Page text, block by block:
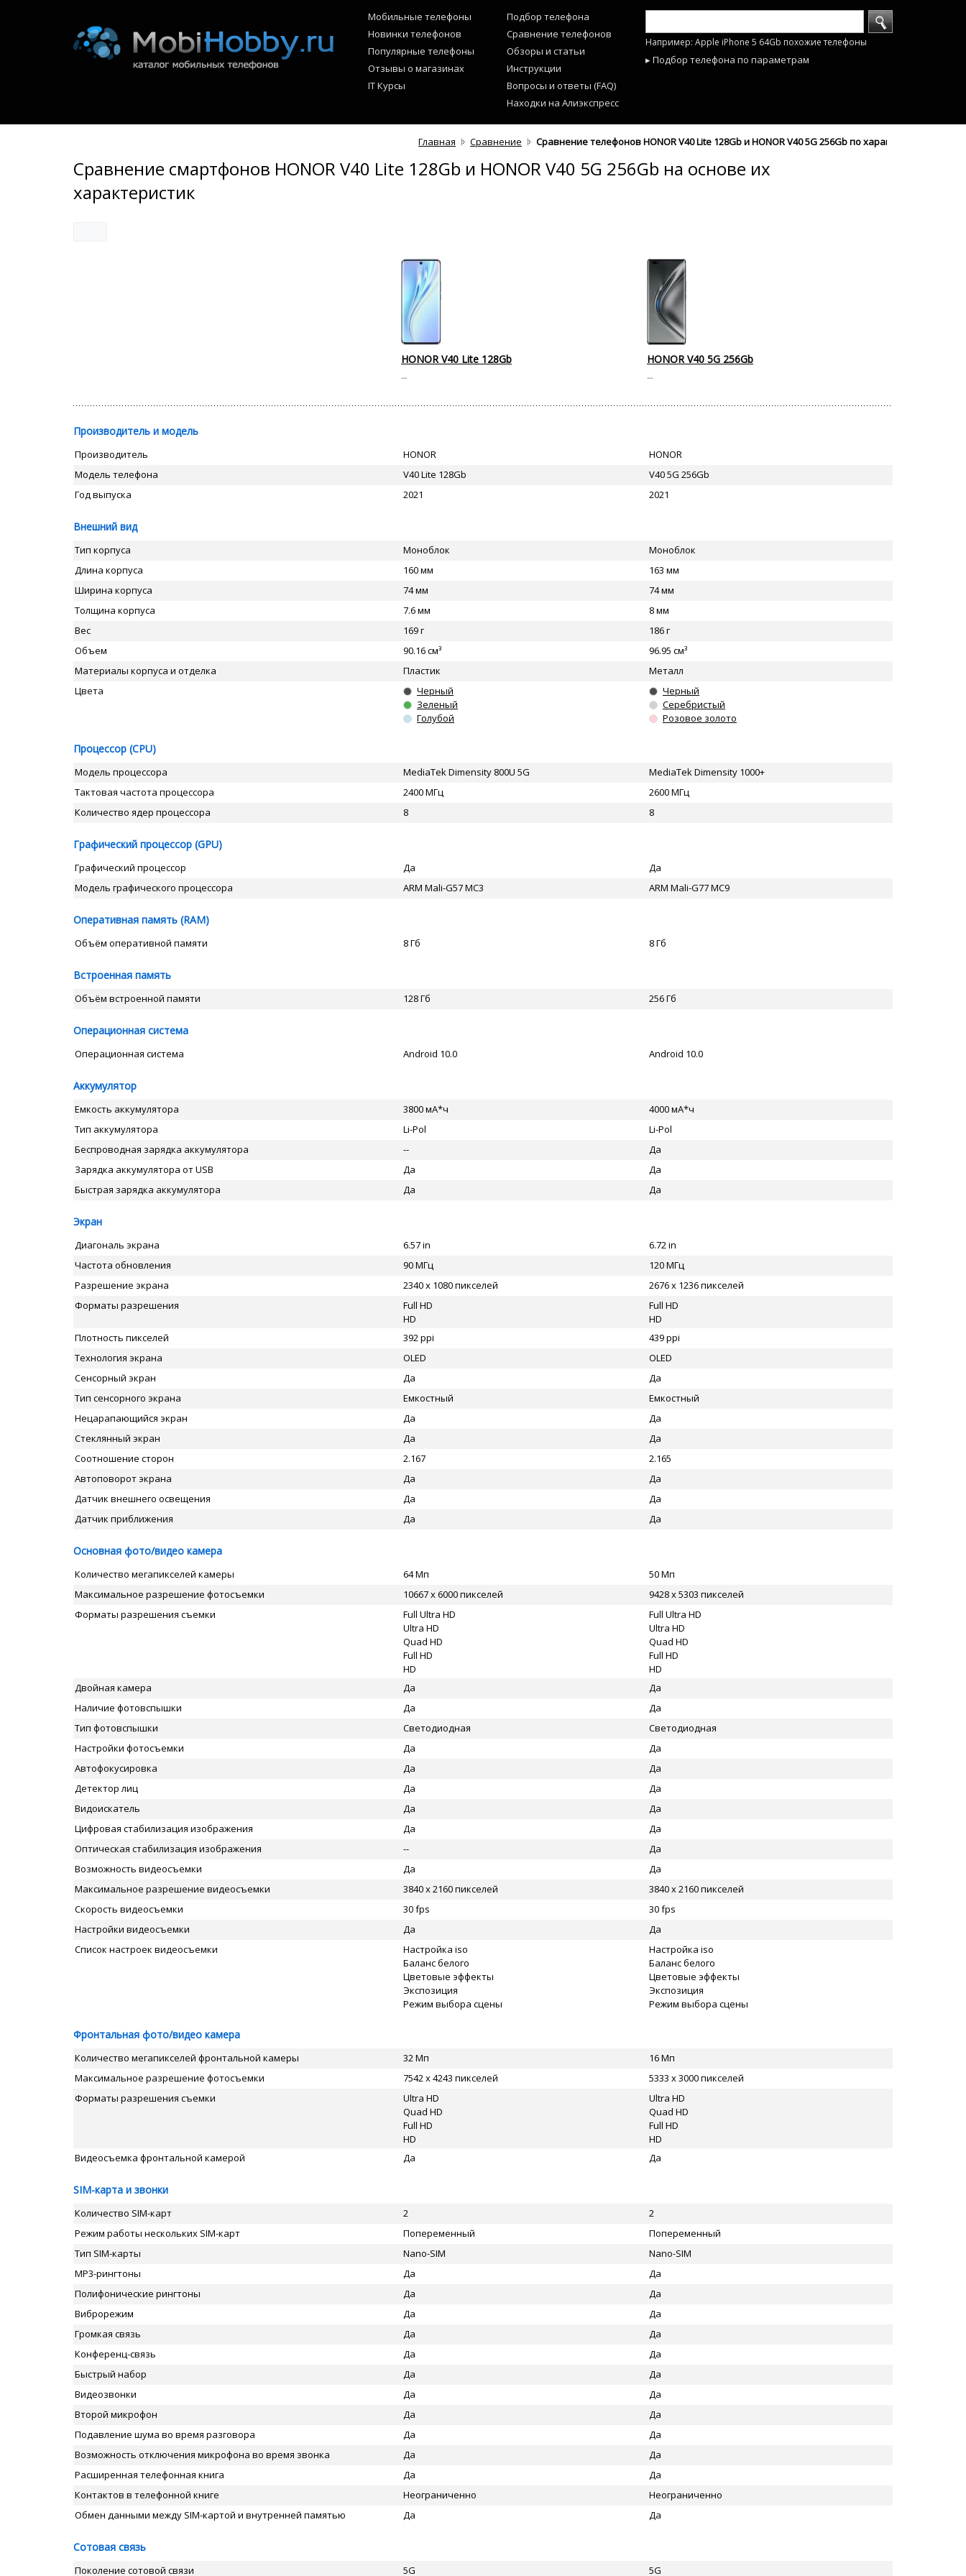
Мобильные телефоны
Новинки телефонов
Популярные телефоны
Отзывы о магазинах
IT Курсы
Подбор телефона
Сравнение телефонов
Обзоры и статьи
Инструкции
Вопросы и ответы (FAQ)
Находки на Алиэкспресс
Например: Apple iPhone 5 64Gb похожие телефоны
▸ Подбор телефона по параметрам
Главная Сравнение Сравнение телефонов HONOR V40 Lite 128Gb и HONOR V40 5G 256Gb по характеристикам -
Сравнение смартфонов HONOR V40 Lite 128Gb и HONOR V40 5G 256Gb на основе их
характеристик
HONOR V40 Lite 128Gb
--
HONOR V40 5G 256Gb
--
Производитель и модель
Производитель HONOR
HONOR
Модель телефона
V40 Lite 128Gb
V40 5G 256Gb
Год выпуска
2021 2021
Внешний вид
Тип корпуса Моноблок
Моноблок
Длина корпуса
160 мм
163 мм
Ширина корпуса
74 мм
74 мм
Толщина корпуса
7.6 мм
8 мм
Вес
169 г
186 г
Объем
90.16 см³
96.95 см³
Материалы корпуса и отделка
Пластик
Металл
Цвета
Черный
Зеленый
Голубой
Черный
Серебристый
Розовое золото
Процессор (CPU)
Модель процессора MediaTek Dimensity 800U 5G
MediaTek Dimensity 1000+
Тактовая частота процессора
2400 МГц
2600 МГц
Количество ядер процессора
8 8
Графический процессор (GPU)
Графический процессор Да
Да
Модель графического процессора
ARM Mali-G57 MC3 ARM Mali-G77 MC9
Оперативная память (RAM)
Объём оперативной памяти 8 Гб 8 Гб
Встроенная память
Объём встроенной памяти 128 Гб 256 Гб
Операционная система
Операционная система Android 10.0 Android 10.0
Аккумулятор
Емкость аккумулятора 3800 мА*ч
4000 мА*ч
Тип аккумулятора
Li-Pol
Li-Pol
Беспроводная зарядка аккумулятора
--
Да
Зарядка аккумулятора от USB
Да
Да
Быстрая зарядка аккумулятора
Да Да
Экран
Диагональ экрана 6.57 in
6.72 in
Частота обновления
90 МГц
120 МГц
Разрешение экрана
2340 x 1080 пикселей
2676 x 1236 пикселей
Форматы разрешения
Full HD
HD
Full HD
HD
Плотность пикселей
392 ppi
439 ppi
Технология экрана
OLED
OLED
Сенсорный экран
Да
Да
Тип сенсорного экрана
Емкостный
Емкостный
Нецарапающийся экран
Да
Да
Стеклянный экран
Да
Да
Соотношение сторон
2.167
2.165
Автоповорот экрана
Да
Да
Датчик внешнего освещения
Да
Да
Датчик приближения
Да Да
Основная фото/видео камера
Количество мегапикселей камеры 64 Мп
50 Мп
Максимальное разрешение фотосъемки
10667 x 6000 пикселей
9428 x 5303 пикселей
Форматы разрешения съемки
Full Ultra HD
Ultra HD
Quad HD
Full HD
HD
Full Ultra HD
Ultra HD
Quad HD
Full HD
HD
Двойная камера
Да
Да
Наличие фотовспышки
Да
Да
Тип фотовспышки
Светодиодная
Светодиодная
Настройки фотосъемки
Да
Да
Автофокусировка
Да
Да
Детектор лиц
Да
Да
Видоискатель
Да
Да
Цифровая стабилизация изображения
Да
Да
Оптическая стабилизация изображения
--
Да
Возможность видеосъемки
Да
Да
Максимальное разрешение видеосъемки
3840 x 2160 пикселей
3840 x 2160 пикселей
Скорость видеосъемки
30 fps
30 fps
Настройки видеосъемки
Да
Да
Список настроек видеосъемки
Настройка iso
Баланс белого
Цветовые эффекты
Экспозиция
Режим выбора сцены
Настройка iso
Баланс белого
Цветовые эффекты
Экспозиция
Режим выбора сцены
Фронтальная фото/видео камера
Количество мегапикселей фронтальной камеры 32 Мп
16 Мп
Максимальное разрешение фотосъемки
7542 x 4243 пикселей
5333 x 3000 пикселей
Форматы разрешения съемки
Ultra HD
Quad HD
Full HD
HD
Ultra HD
Quad HD
Full HD
HD
Видеосъемка фронтальной камерой
Да Да
SIM-карта и звонки
Количество SIM-карт 2
2
Режим работы нескольких SIM-карт
Попеременный
Попеременный
Тип SIM-карты
Nano-SIM
Nano-SIM
MP3-рингтоны
Да
Да
Полифонические рингтоны
Да
Да
Виброрежим
Да
Да
Громкая связь
Да
Да
Конференц-связь
Да
Да
Быстрый набор
Да
Да
Видеозвонки
Да
Да
Второй микрофон
Да
Да
Подавление шума во время разговора
Да
Да
Возможность отключения микрофона во время звонка
Да
Да
Расширенная телефонная книга
Да
Да
Контактов в телефонной книге
Неограниченно
Неограниченно
Обмен данными между SIM-картой и внутренней памятью
Да Да
Сотовая связь
Поколение сотовой связи 5G 5G